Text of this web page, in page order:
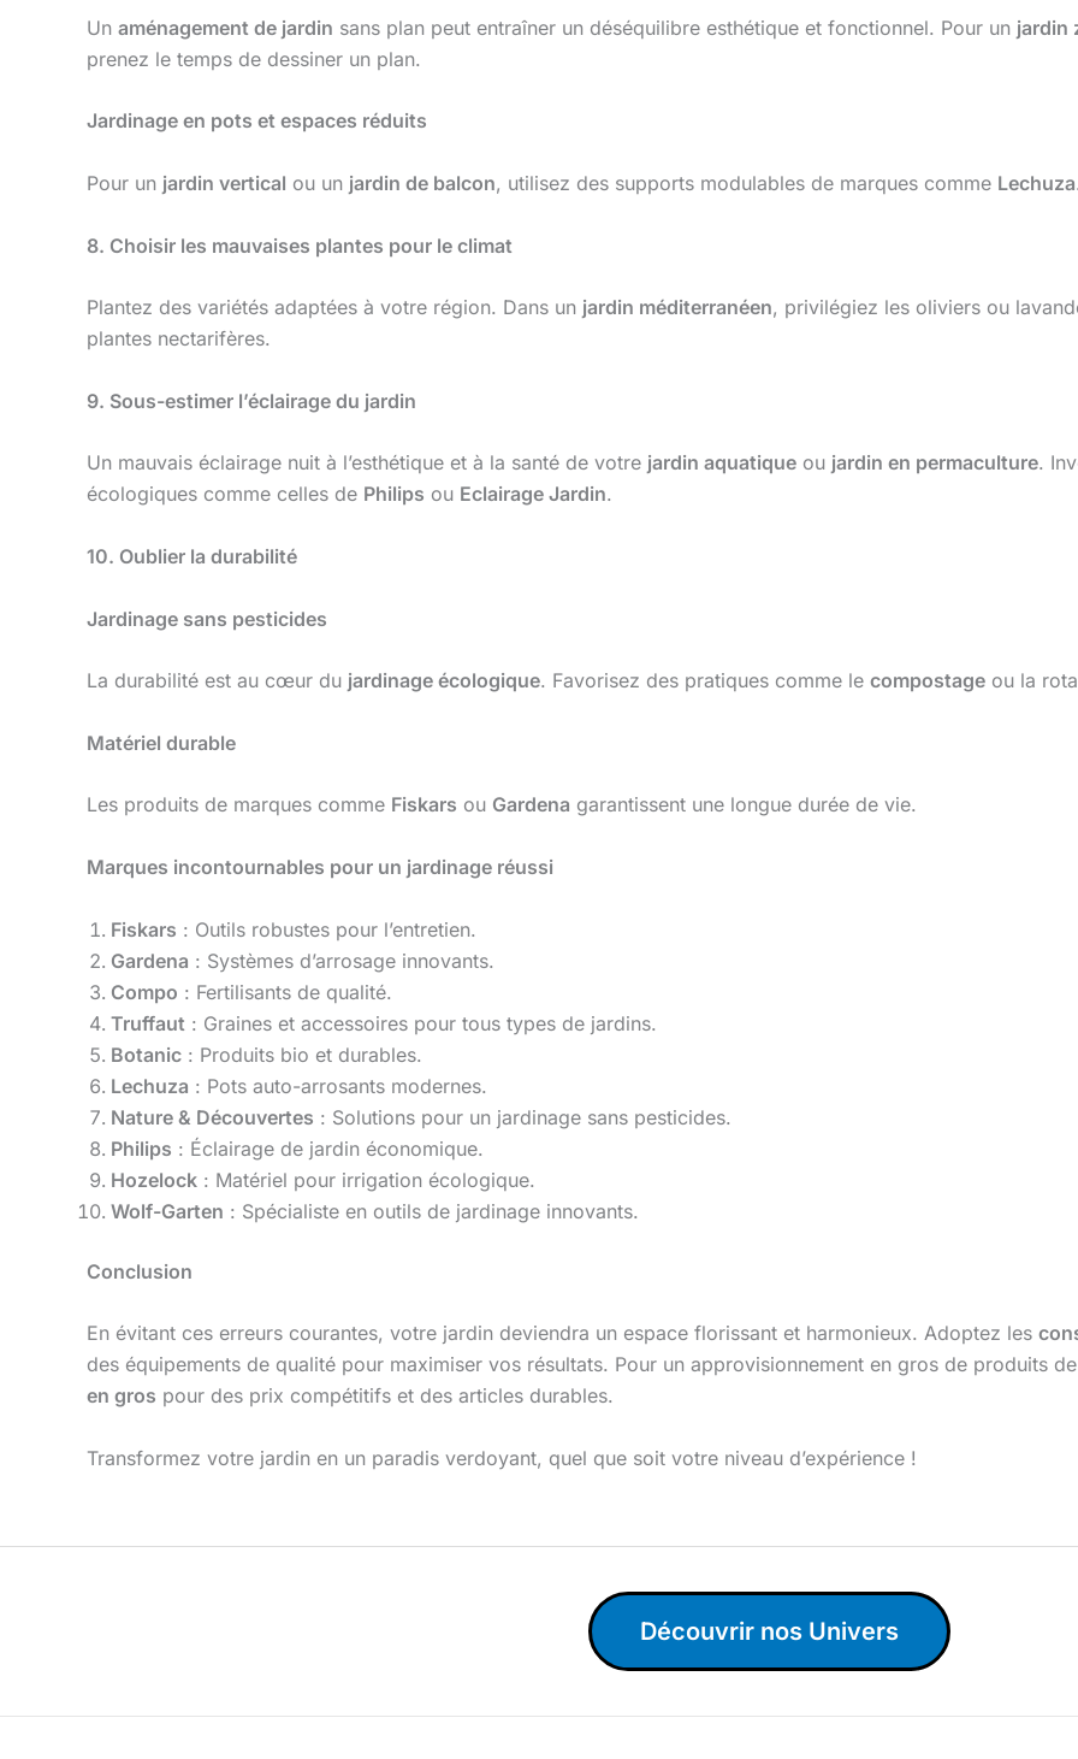
Un aménagement de jardin sans plan peut entraîner un déséquilibre esthétique et fonctionnel. Pour un jardin
prenez le temps de dessiner un plan.
Jardinage en pots et espaces réduits
Pour un jardin vertical ou un jardin de balcon, utilisez des supports modulables de marques comme Lechuza
8. Choisir les mauvaises plantes pour le climat
Plantez des variétés adaptées à votre région. Dans un jardin méditerranéen, privilégiez les oliviers ou
plantes nectarifères.
9. Sous-estimer l’éclairage du jardin
Un mauvais éclairage nuit à l’esthétique et à la santé de votre jardin aquatique ou jardin en permaculture.
écologiques comme celles de Philips ou Eclairage Jardin.
10. Oublier la durabilité
Jardinage sans pesticides
La durabilité est au cœur du jardinage écologique. Favorisez des pratiques comme le compostage ou la
Matériel durable
Les produits de marques comme Fiskars ou Gardena garantissent une longue durée de vie.
Marques incontournables pour un jardinage réussi
Fiskars : Outils robustes pour l’entretien.
Gardena : Systèmes d’arrosage innovants.
Compo : Fertilisants de qualité.
Truffaut : Graines et accessoires pour tous types de jardins.
Botanic : Produits bio et durables.
Lechuza : Pots auto-arrosants modernes.
Nature & Découvertes : Solutions pour un jardinage sans pesticides.
Philips : Éclairage de jardin économique.
Hozelock : Matériel pour irrigation écologique.
Wolf-Garten : Spécialiste en outils de jardinage innovants.
Conclusion
En évitant ces erreurs courantes, votre jardin deviendra un espace florissant et harmonieux. Adoptez les
des équipements de qualité pour maximiser vos résultats. Pour un approvisionnement en gros de produits
en gros pour des prix compétitifs et des articles durables.
Transformez votre jardin en un paradis verdoyant, quel que soit votre niveau d’expérience !
Découvrir nos Univers